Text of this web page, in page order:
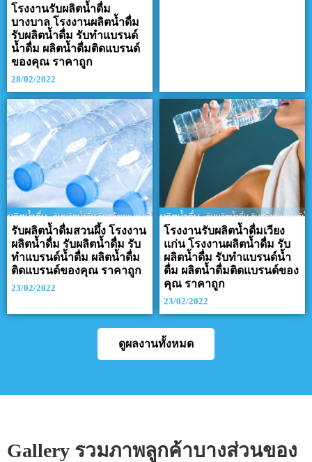
โรงงานรับผลิตน้ำดื่ม
บางบาล โรงงานผลิตน้ำดื่ม
รับผลิตน้ำดื่ม รับทำแบรนด์
น้ำดื่ม ผลิตน้ำดื่มติดแบรนด์
ของคุณ ราคาถูก
28/02/2022
รับผลิตน้ำดื่มสวนผึ้ง โรงงาน
ผลิตน้ำดื่ม รับผลิตน้ำดื่ม รับ
ทำแบรนด์น้ำดื่ม ผลิตน้ำดื่ม
ติดแบรนด์ของคุณ ราคาถูก
23/02/2022
โรงงานรับผลิตน้ำดื่มเวียง
แก่น โรงงานผลิตน้ำดื่ม รับ
ผลิตน้ำดื่ม รับทำแบรนด์น้ำ
ดื่ม ผลิตน้ำดื่มติดแบรนด์ของ
คุณ ราคาถูก
23/02/2022
ดูผลงานทั้งหมด
Gallery รวมภาพลูกค้าบางส่วนของ